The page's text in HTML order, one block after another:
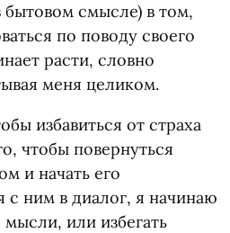
смысле) в том,
по поводу своего
расти, словно
меня целиком.
избавиться от страха
чтобы повернуться
и начать его
с ним в диалог, я начинаю
или избегать